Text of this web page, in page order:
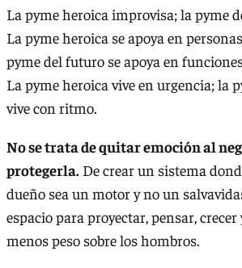
La pyme heroica improvisa; la pyme
La pyme heroica se apoya en
pyme del futuro se apoya en
La pyme heroica vive en urgencia; la
vive con ritmo.
No se trata de quitar emoción al
protegerla. De crear un sistema
dueño sea un motor y no un
espacio para proyectar, pensar,
menos peso sobre los hombros.